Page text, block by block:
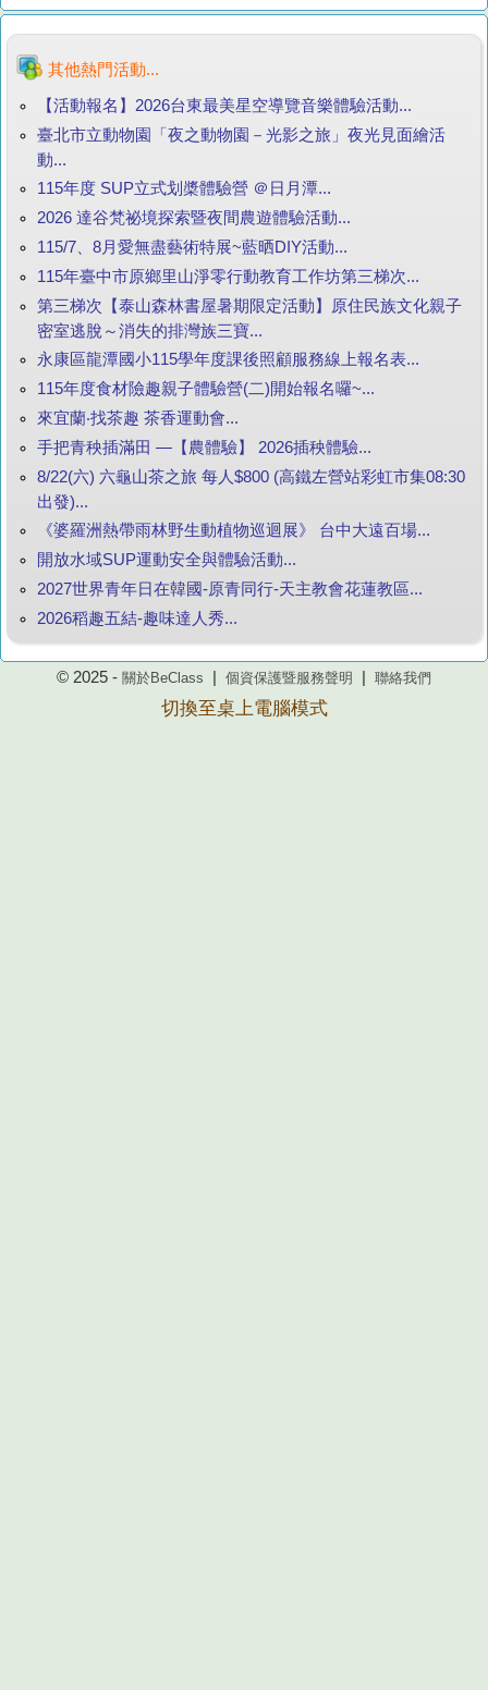
其他熱門活動...
【活動報名】2026台東最美星空導覽音樂體驗活動...
臺北市立動物園「夜之動物園－光影之旅」夜光見面繪活
動...
115年度 SUP立式划槳體驗營 ＠日月潭...
2026 達谷梵祕境探索暨夜間農遊體驗活動...
115/7、8月愛無盡藝術特展~藍晒DIY活動...
115年臺中市原鄉里山淨零行動教育工作坊第三梯次...
第三梯次【泰山森林書屋暑期限定活動】原住民族文化親子
密室逃脫～消失的排灣族三寶...
永康區龍潭國小115學年度課後照顧服務線上報名表...
115年度食材險趣親子體驗營(二)開始報名囉~...
來宜蘭‧找茶趣 茶香運動會...
手把青秧插滿田 —【農體驗】 2026插秧體驗...
8/22(六) 六龜山茶之旅 每人$800 (高鐵左營站彩虹市集08:30
出發)...
《婆羅洲熱帶雨林野生動植物巡迴展》 台中大遠百場...
開放水域SUP運動安全與體驗活動...
2027世界青年日在韓國-原青同行-天主教會花蓮教區...
2026稻趣五結-趣味達人秀...
© 2025 - 關於BeClass | 個資保護暨服務聲明 | 聯絡我們
切換至桌上電腦模式